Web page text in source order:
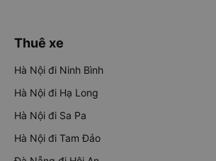
Thuê xe
Hà Nội đi Ninh Bình
Hà Nội đi Hạ Long
Hà Nội đi Sa Pa
Hà Nội đi Tam Đảo